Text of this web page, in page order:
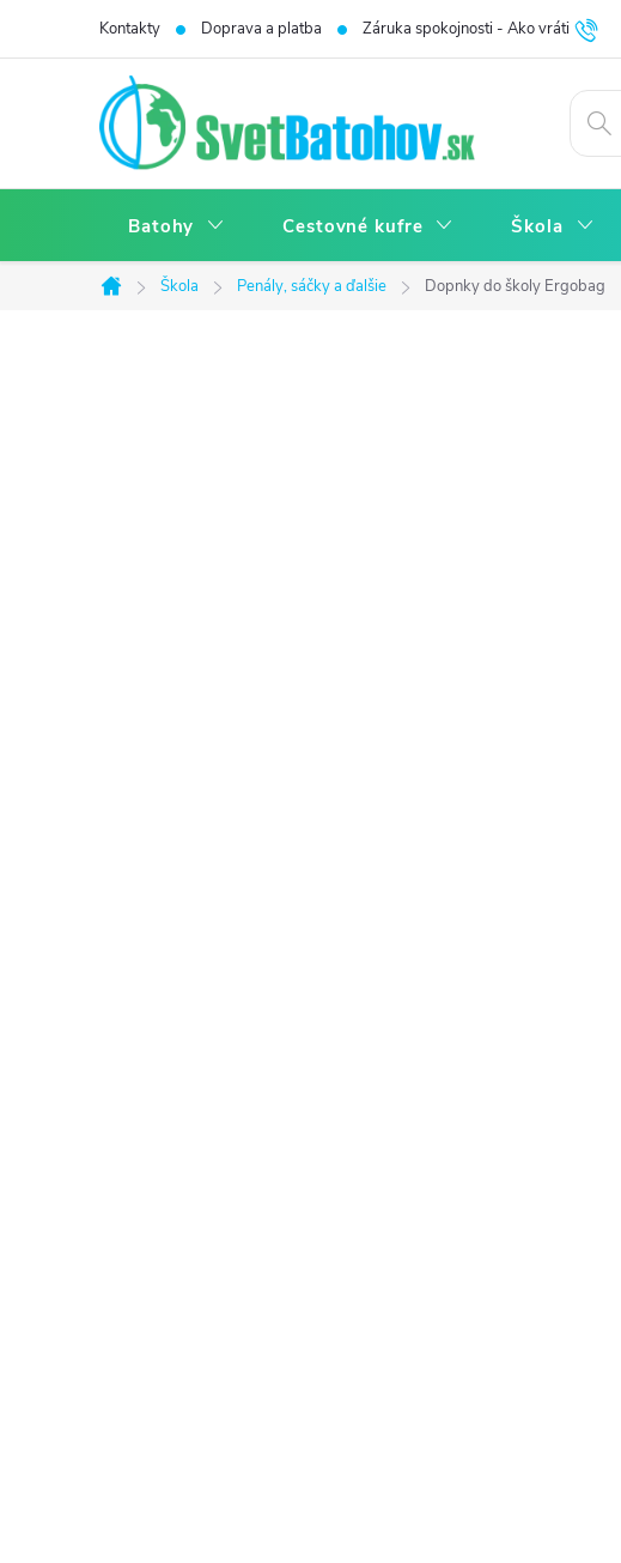
Kontakty Doprava a platba Záruka spokojnosti - Ako vrátiť
Batohy Cestovné kufre Škola
Domov
Škola Penály, sáčky a ďalšie Dopnky do školy Ergobag